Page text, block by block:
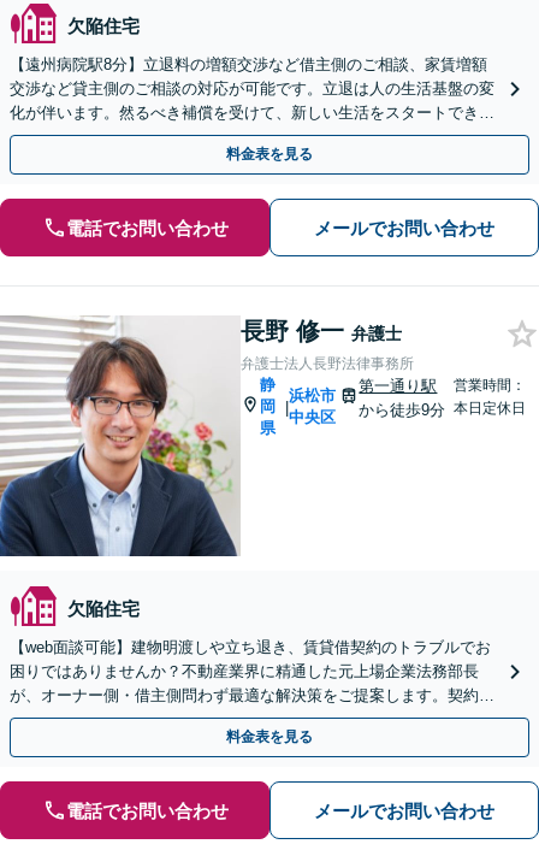
欠陥住宅
【遠州病院駅8分】立退料の増額交渉など借主側のご相談、家賃増額
交渉など貸主側のご相談の対応が可能です。立退は人の生活基盤の変
化が伴います。然るべき補償を受けて、新しい生活をスタートできる
よう法的側面からサポートします【初回相談無料】
料金表を見る
電話でお問い合わせ メールでお問い合わせ
長野 修一 弁護士
弁護士法人長野法律事務所
静
岡
県
|
浜松市
中央区
第一通り駅
から徒歩9分
営業時間：
本日定休日
欠陥住宅
【web面談可能】建物明渡しや立ち退き、賃貸借契約のトラブルでお
困りではありませんか？不動産業界に精通した元上場企業法務部長
が、オーナー側・借主側問わず最適な解決策をご提案します。契約書
チェック等、専門的な知見で徹底サポートします。
料金表を見る
電話でお問い合わせ メールでお問い合わせ